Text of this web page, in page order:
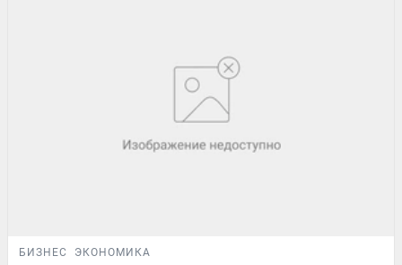
БИЗНЕС ЭКОНОМИКА